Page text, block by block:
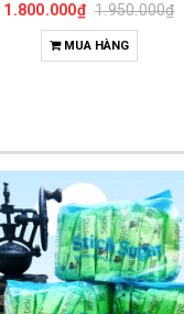
1.400.000₫ 1.650.000₫
MUA HÀNG